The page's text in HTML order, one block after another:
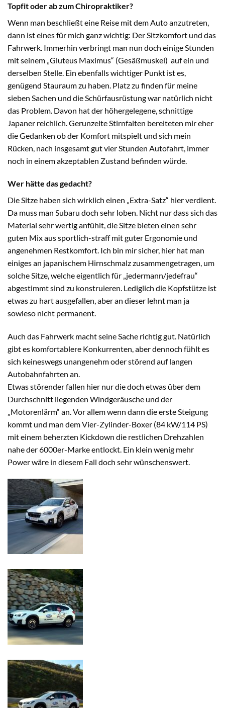
Topfit oder ab zum Chiropraktiker?
Wenn man beschließt eine Reise mit dem Auto anzutreten,
dann ist eines für mich ganz wichtig: Der Sitzkomfort und das
Fahrwerk. Immerhin verbringt man nun doch einige Stunden
mit seinem „Gluteus Maximus“ (Gesäßmuskel) auf ein und
derselben Stelle. Ein ebenfalls wichtiger Punkt ist es,
genügend Stauraum zu haben. Platz zu finden für meine
sieben Sachen und die Schürfausrüstung war natürlich nicht
das Problem. Davon hat der höhergelegene, schnittige
Japaner reichlich. Gerunzelte Stirnfalten bereiteten mir eher
die Gedanken ob der Komfort mitspielt und sich mein
Rücken, nach insgesamt gut vier Stunden Autofahrt, immer
noch in einem akzeptablen Zustand befinden würde.
Wer hätte das gedacht?
Die Sitze haben sich wirklich einen „Extra-Satz“ hier verdient.
Da muss man Subaru doch sehr loben. Nicht nur dass sich das
Material sehr wertig anfühlt, die Sitze bieten einen sehr
guten Mix aus sportlich-straff mit guter Ergonomie und
angenehmen Restkomfort. Ich bin mir sicher, hier hat man
einiges an japanischem Hirnschmalz zusammengetragen, um
solche Sitze, welche eigentlich für „jedermann/jedefrau“
abgestimmt sind zu konstruieren. Lediglich die Kopfstütze ist
etwas zu hart ausgefallen, aber an dieser lehnt man ja
sowieso nicht permanent.
Auch das Fahrwerk macht seine Sache richtig gut. Natürlich
gibt es komfortablere Konkurrenten, aber dennoch fühlt es
sich keineswegs unangenehm oder störend auf langen
Autobahnfahrten an.
Etwas störender fallen hier nur die doch etwas über dem
Durchschnitt liegenden Windgeräusche und der
„Motorenlärm“ an. Vor allem wenn dann die erste Steigung
kommt und man dem Vier-Zylinder-Boxer (84 kW/114 PS)
mit einem beherzten Kickdown die restlichen Drehzahlen
nahe der 6000er-Marke entlockt. Ein klein wenig mehr
Power wäre in diesem Fall doch sehr wünschenswert.